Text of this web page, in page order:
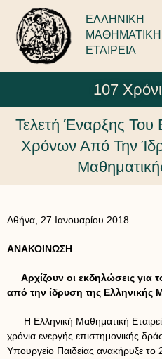
ΕΛΛΗΝΙΚΗ
ΜΑΘΗΜΑΤΙΚΗ
ΕΤΑΙΡΕΙΑ
107
Τελετή Έναρξης
Χρόνων Από Την
Αθήνα, 27 Ιανουαρίου 2018
ΑΝΑΚΟΙΝΩΣΗ
Αρχίζουν οι εκδηλώσεις
από την ίδρυση της Ελληνικής
Η Ελληνική Μαθηματική
χρόνια ενεργής επιστημονικής
Υπουργείο Παιδείας ανακήρυξε